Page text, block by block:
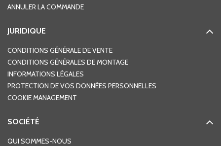
ANNULER LA COMMANDE
JURIDIQUE
CONDITIONS GÉNÉRALE DE VENTE
CONDITIONS GÉNÉRALES DE MONTAGE
INFORMATIONS LÉGALES
PROTECTION DE VOS DONNÉES PERSONNELLES
COOKIE MANAGEMENT
SOCIÉTÉ
QUI SOMMES-NOUS